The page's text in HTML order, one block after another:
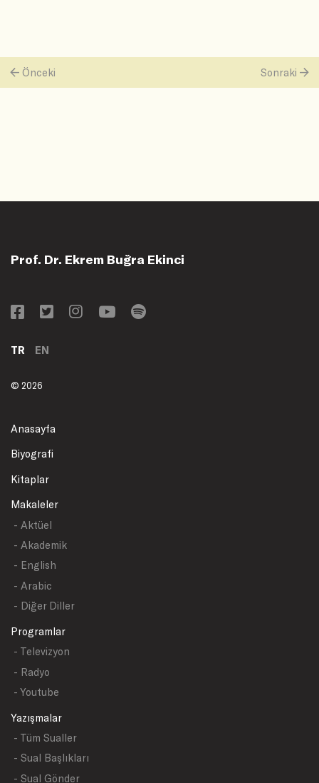
Önceki Sonraki
Prof. Dr. Ekrem Buğra Ekinci
TR EN
© 2026
Anasayfa
Biyografi
Kitaplar
Makaleler
- Aktüel
- Akademik
- English
- Arabic
- Diğer Diller
Programlar
- Televizyon
- Radyo
- Youtube
Yazışmalar
- Tüm Sualler
- Sual Başlıkları
- Sual Gönder